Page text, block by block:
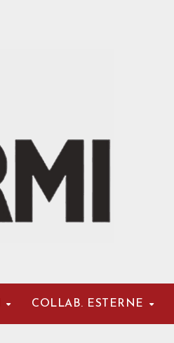
COLLAB. ESTERNE